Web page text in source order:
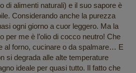
di alimenti naturali) e il suo sapore è
Considerando anche la purezza
ogni giorno a cuor leggero. Ma la
per me è l’olio di cocco neutro! Che
al forno, cucinare o da spalmare… E
si degrada alle alte temperature
ideale per quasi tutto. Il fatto che